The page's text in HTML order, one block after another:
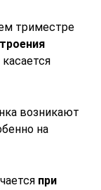
триместре
возникают
на
при